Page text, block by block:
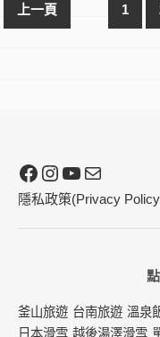
1
Facebook
Instagram
YouTube電子郵件
隱私政策(Privacy
釜山旅遊 台南旅遊 溫泉
日本滑雪 越後湯澤滑雪